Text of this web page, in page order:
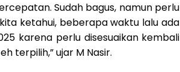
Sudah bagus, namun perlu
ketahui, beberapa waktu lalu ada
karena perlu disesuaikan kembali
terpilih,” ujar M Nasir.